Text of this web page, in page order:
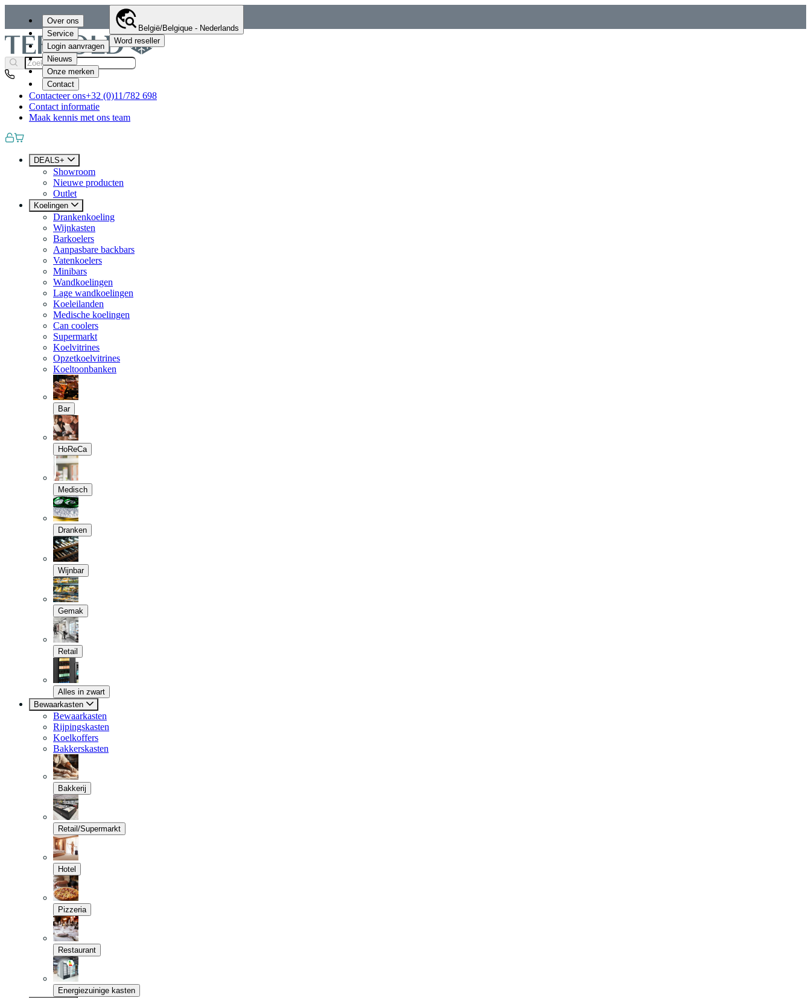
Over ons
Service
Login aanvragen
Nieuws
Onze merken
Contact
België/Belgique - Nederlands
Word reseller
Contacteer ons+32 (0)11/782 698
Contact informatie
Maak kennis met ons team
DEALS+
Showroom
Nieuwe producten
Outlet
Koelingen
Drankenkoeling
Wijnkasten
Barkoelers
Aanpasbare backbars
Vatenkoelers
Minibars
Wandkoelingen
Lage wandkoelingen
Koeleilanden
Medische koelingen
Can coolers
Supermarkt
Koelvitrines
Opzetkoelvitrines
Koeltoonbanken
Bar
HoReCa
Medisch
Dranken
Wijnbar
Gemak
Retail
Alles in zwart
Bewaarkasten
Bewaarkasten
Rijpingskasten
Koelkoffers
Bakkerskasten
Bakkerij
Retail/Supermarkt
Hotel
Pizzeria
Restaurant
Energiezuinige kasten